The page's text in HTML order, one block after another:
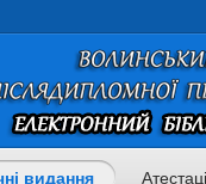
видання